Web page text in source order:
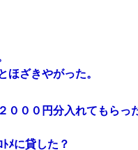
ほざきやがった。
０００円分入れてもらっ
ﾒに貸した？